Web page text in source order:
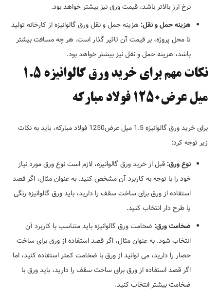
نرخ ارز بالاتر باشد، قیمت ورق نیز بیشتر خواهد بود.
هزینه حمل و نقل: هزینه حمل و نقل ورق گالوانیزه از کارخانه تولید
تا محل پروژه، بر قیمت آن تاثیر گذار است. هر چه مسافت بیشتر
باشد، هزینه حمل و نقل نیز بیشتر خواهد بود.
نکات مهم برای خرید ورق گالوانیزه 1.5
میل عرض1250 فولاد مبارکه
برای خرید ورق گالوانیزه 1.5 میل عرض1250 فولاد مبارکه، باید به نکات
زیر توجه کرد:
نوع ورق: قبل از خرید ورق گالوانیزه، لازم است نوع ورق مورد نیاز
خود را با توجه به کاربرد آن مشخص کنید. به عنوان مثال، اگر قصد
استفاده از ورق برای ساخت سقف را دارید، باید ورق گالوانیزه رنگی
یا طرح دار انتخاب کنید.
ضخامت ورق: ضخامت ورق گالوانیزه باید متناسب با کاربرد آن
انتخاب شود. به عنوان مثال، اگر قصد استفاده از ورق برای ساخت
حصار را دارید، می توانید از ورق با ضخامت کمتر استفاده کنید، اما
اگر قصد استفاده از ورق برای ساخت سقف را دارید، باید ورق با
ضخامت بیشتر انتخاب کنید.